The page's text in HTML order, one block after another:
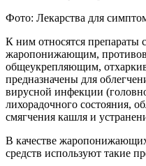
Фото: Лекарства для
К ним относятся препараты
жаропонижающим,
общеукрепляющим,
предназначены для
вирусной инфекции
лихорадочного состояния,
смягчения кашля и
В качестве
средств используют такие